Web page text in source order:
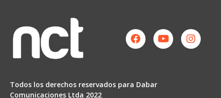
Todos los derechos reservados para Dabar
Comunicaciones Ltda 2022